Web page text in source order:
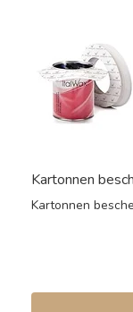
Kartonnen
Kartonnen